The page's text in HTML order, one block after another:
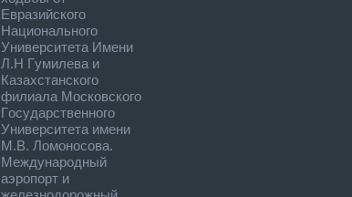
Евразийского
Национального
Университета Имени
Л.Н Гумилева и
Казахстанского
филиала Московского
Государственного
Университета имени
М.В. Ломоносова.
Международный
аэропорт и